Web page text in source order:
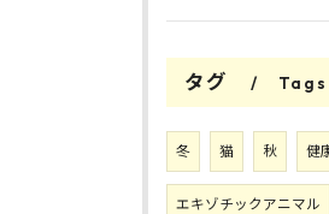
タグ Tags
冬 猫 秋 健
エキゾチックアニマル